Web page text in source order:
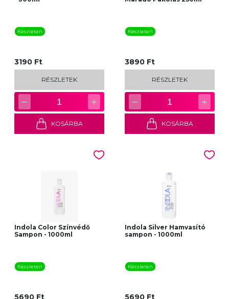
Készleten
3190 Ft
RÉSZLETEK
− 1 +
KOSÁRBA
Készleten
3890 Ft
RÉSZLETEK
− 1 +
KOSÁRBA
Indola Color Színvédő
Sampon - 1000ml
Készleten
5690 Ft
Indola Silver Hamvasító
sampon - 1000ml
Készleten
5690 Ft